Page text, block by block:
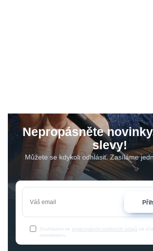
Nepropásněte
slevy!
Můžete se kdykoli odhlásit. Zasíláme
Souhlasím se zpracováním osobních údajů za
newsletteru.